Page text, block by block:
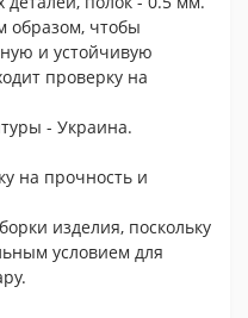
образом, чтобы
и устойчивую
проверку на
- Украина.
на прочность и
изделия, поскольку
условием для